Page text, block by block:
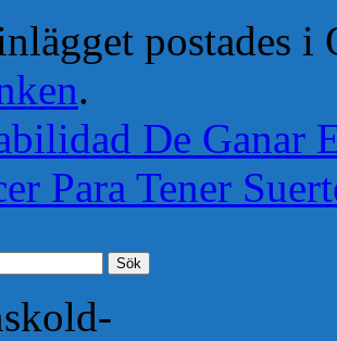
postades i
.
De Ganar
Para Tener